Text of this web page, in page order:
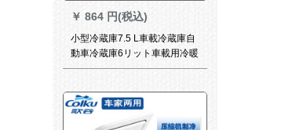
￥ 864 円(税込)
小型冷蔵庫7.5 L車載冷蔵庫自
動車冷蔵庫6リット車載用冷暖
房箱電子冷蔵庫車用冷蔵庫の